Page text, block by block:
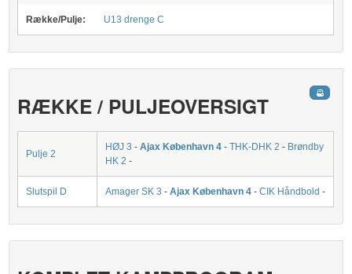
Række/Pulje: U13 drenge C
RÆKKE / PULJEOVERSIGT
Pulje 2
HØJ 3 -Ajax København 4 -THK-DHK 2 - Brøndby
HK 2 -
Slutspil D Amager SK 3 -Ajax København 4 -CIK Håndbold -